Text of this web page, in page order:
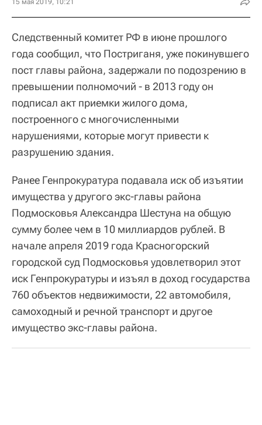
Следственный комитет РФ в июне прошлого
года сообщил, что Постриганя, уже покинувшего
пост главы района, задержали по подозрению в
превышении полномочий - в 2013 году он
подписал акт приемки жилого дома,
построенного с многочисленными
нарушениями, которые могут привести к
разрушению здания.
Ранее Генпрокуратура подавала иск об изъятии
имущества у другого экс-главы района
Подмосковья Александра Шестуна на общую
сумму более чем в 10 миллиардов рублей. В
начале апреля 2019 года Красногорский
городской суд Подмосковья удовлетворил этот
иск Генпрокуратуры и изъял в доход государства
760 объектов недвижимости, 22 автомобиля,
самоходный и речной транспорт и другое
имущество экс-главы района.